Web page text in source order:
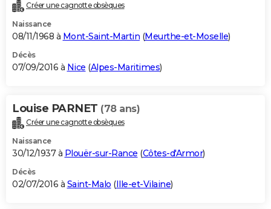
Créer une cagnotte obsèques
Naissance
08/11/1968 à Mont-Saint-Martin (Meurthe-et-Moselle)
Décès
07/09/2016 à Nice (Alpes-Maritimes)
Louise PARNET (78 ans)
Créer une cagnotte obsèques
Naissance
30/12/1937 à Plouër-sur-Rance (Côtes-d'Armor)
Décès
02/07/2016 à Saint-Malo (Ille-et-Vilaine)